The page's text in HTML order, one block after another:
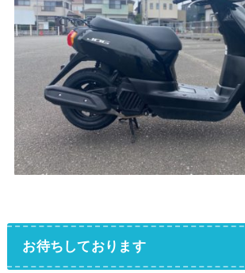
お待ちしております